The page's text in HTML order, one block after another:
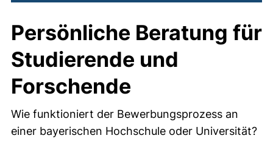
Persönliche Beratung für
Studierende und
Forschende
Wie funktioniert der Bewerbungsprozess an
einer bayerischen Hochschule oder Universität?